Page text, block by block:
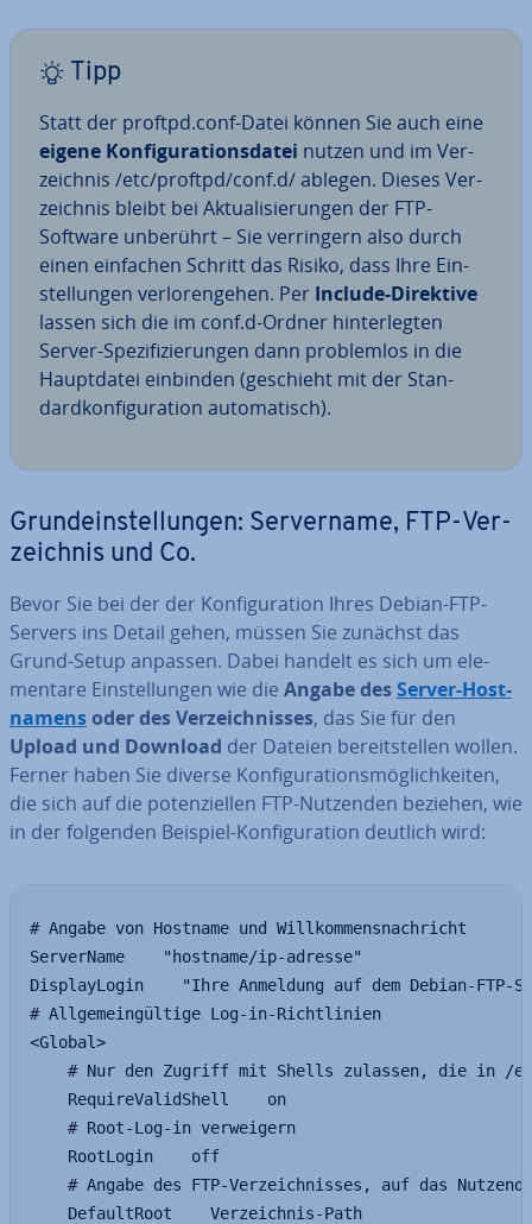
Tipp
Statt der proftpd.conf-Datei können Sie auch eine
eigene Kon­fi­gu­ra­ti­ons­da­tei nutzen und im Ver­
zeich­nis /etc/proftpd/conf.d/ ablegen. Dieses Ver­
zeich­nis bleibt bei Ak­tua­li­sie­run­gen der FTP-
Software unberührt – Sie ver­rin­gern also durch
einen einfachen Schritt das Risiko, dass Ihre Ein­
stel­lun­gen ver­lo­ren­ge­hen. Per Include-Direktive
lassen sich die im conf.d-Ordner hin­ter­leg­ten
Server-Spe­zi­fi­zie­run­gen dann pro­blem­los in die
Haupt­da­tei einbinden (geschieht mit der Stan­
dard­kon­fi­gu­ra­ti­on au­to­ma­tisch).
Grund­ein­stel­lun­gen: Ser­ver­na­me, FTP-Ver­
zeich­nis und Co.
Bevor Sie bei der der Kon­fi­gu­ra­ti­on Ihres Debian-FTP-
Servers ins Detail gehen, müssen Sie zunächst das
Grund-Setup anpassen. Dabei handelt es sich um ele­
men­ta­re Ein­stel­lun­gen wie die Angabe desServer-Host­
na­mensoder des Ver­zeich­nis­ses, das Sie für den
Upload und Download der Dateien be­reit­stel­len wollen.
Ferner haben Sie diverse Kon­fi­gu­ra­ti­ons­mög­lich­kei­ten,
die sich auf die po­ten­zi­el­len FTP-Nutzenden beziehen, wie
in der folgenden Beispiel-Kon­fi­gu­ra­ti­on deutlich wird:
# Angabe von Hostname und Willkommensnachricht
ServerName    "hostname/ip-adresse"
DisplayLogin    "Ihre Anmeldung auf dem Debian-
# Allgemeingültige Log-in-Richtlinien
<Global>
# Nur den Zugriff mit Shells zulassen, die in /
    RequireValidShell    on
    # Root-Log-in verweigern
    RootLogin    off
# Angabe des FTP-Verzeichnisses, auf das
    DefaultRoot    Verzeichnis-Path